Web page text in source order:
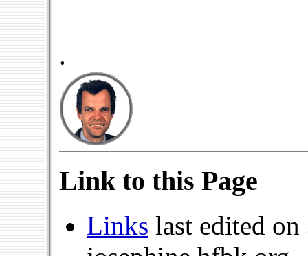
.
Link to this Page
Links last edited